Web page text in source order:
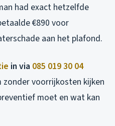
had exact hetzelfde
€890 voor
aan het plafond.
in via 085 019 30 04
voorrijkosten kijken
moet en wat kan